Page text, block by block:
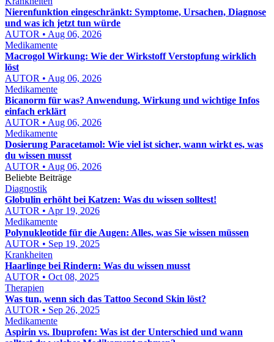
Nierenfunktion eingeschränkt: Symptome, Ursachen, Diagnose
und was ich jetzt tun würde
AUTOR • Aug 06, 2026
Medikamente
Macrogol Wirkung: Wie der Wirkstoff Verstopfung wirklich
löst
AUTOR • Aug 06, 2026
Medikamente
Bicanorm für was? Anwendung, Wirkung und wichtige Infos
einfach erklärt
AUTOR • Aug 06, 2026
Medikamente
Dosierung Paracetamol: Wie viel ist sicher, wann wirkt es, was
du wissen musst
AUTOR • Aug 06, 2026
Beliebte Beiträge
Diagnostik
Globulin erhöht bei Katzen: Was du wissen solltest!
AUTOR • Apr 19, 2026
Medikamente
Polynukleotide für die Augen: Alles, was Sie wissen müssen
AUTOR • Sep 19, 2025
Krankheiten
Haarlinge bei Rindern: Was du wissen musst
AUTOR • Oct 08, 2025
Therapien
Was tun, wenn sich das Tattoo Second Skin löst?
AUTOR • Sep 26, 2025
Medikamente
Aspirin vs. Ibuprofen: Was ist der Unterschied und wann